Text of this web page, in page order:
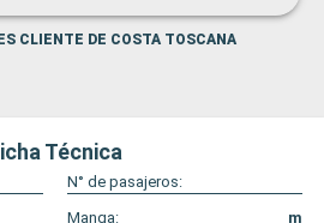
CLIENTE DE COSTA TOSCANA
Técnica
N° de pasajeros:
Manga:
m